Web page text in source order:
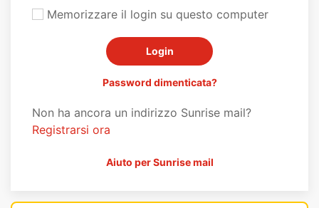
Memorizzare il login su questo computer
Password dimenticata?
Non ha ancora un indirizzo Sunrise mail?
Registrarsi ora
Aiuto per Sunrise mail